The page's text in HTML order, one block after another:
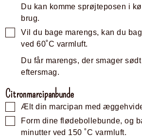
Du kan komme sprøjteposen i
brug.
Vil du bage marengs, kan du
ved 60˚C varmluft.
Du får marengs, der smager
eftersmag.
Citronmarcipanbunde
Ælt din marcipan med
Form dine flødebollebunde, og
minutter ved 150 ˚C varmluft.